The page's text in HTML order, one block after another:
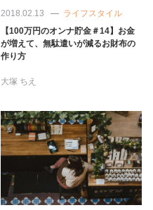
2018.02.13
ライフスタイル
【100万円のオンナ貯金＃14】お金
が増えて、無駄遣いが減るお財布の
作り方
大塚 ちえ